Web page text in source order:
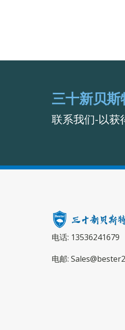
三十新贝
联系我们-以获
电话: 13536241679
电邮: